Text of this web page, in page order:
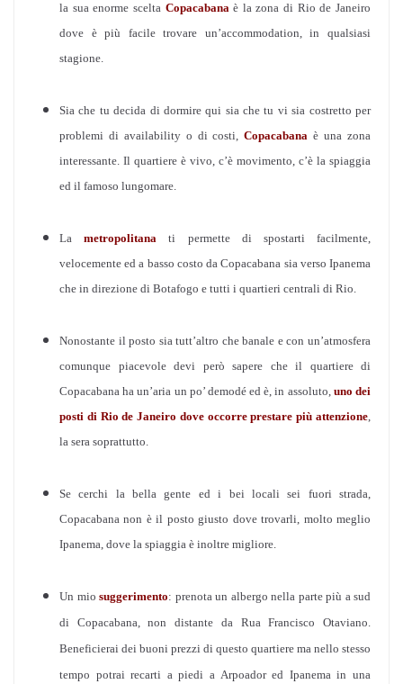
la sua enorme scelta Copacabanaè la zona di Rio de Janeiro
dove è più facile trovare un’accommodation, in qualsiasi
stagione.
Sia che tu decida di dormire qui sia che tu vi sia costretto per
problemi di availability o di costi,Copacabana è una zona
interessante. Il quartiere è vivo, c’è movimento, c’è la spiaggia
ed il famoso lungomare.
Lametropolitana ti permette di spostarti facilmente,
velocemente ed a basso costo da Copacabana sia verso Ipanema
che in direzione di Botafogo e tutti i quartieri centrali di Rio.
Nonostante il posto sia tutt’altro che banale e con un’atmosfera
comunque piacevole devi però sapere che il quartiere di
Copacabana ha un’aria un po’ demodé ed è, in assoluto, uno dei
posti di Rio de Janeiro dove occorre prestare più attenzione,
la sera soprattutto.
Se cerchi la bella gente ed i bei locali sei fuori strada,
Copacabana non è il posto giusto dove trovarli, molto meglio
Ipanema, dove la spiaggia è inoltre migliore.
Un mio suggerimento: prenota un albergo nella parte più a sud
di Copacabana, non distante da Rua Francisco Otaviano.
Beneficierai dei buoni prezzi di questo quartiere ma nello stesso
tempo potrai recarti a piedi a Arpoador ed Ipanema in una